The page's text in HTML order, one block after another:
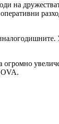
на
огромно